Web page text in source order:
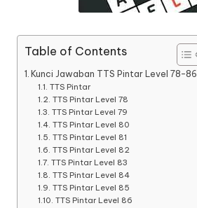
Table of Contents
Kunci Jawaban TTS Pintar Level 78-86
TTS Pintar
TTS Pintar Level 78
TTS Pintar Level 79
TTS Pintar Level 80
TTS Pintar Level 81
TTS Pintar Level 82
TTS Pintar Level 83
TTS Pintar Level 84
TTS Pintar Level 85
TTS Pintar Level 86